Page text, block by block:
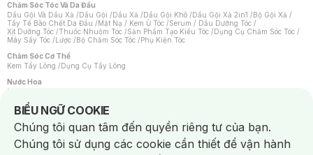
Chăm Sóc Tóc Và Da Đầu
Dầu Gội Và Dầu Xả /Dầu Gội /Dầu Xả /Dầu Gội Khô /Dầu Gội Xả 2in1 /Bộ Gội Xả /
Tẩy Tế Bào Chết Da Đầu /Mặt Nạ / Kem Ủ Tóc /Serum / Dầu Dưỡng Tóc /
Xịt Dưỡng Tóc /Thuốc Nhuộm Tóc /Sản Phẩm Tạo Kiểu Tóc /Dụng Cụ Chăm Sóc Tóc /
Máy Sấy Tóc /Lược /Bộ Chăm Sóc Tóc /Phụ Kiện Tóc
Chăm Sóc Cơ Thể
Kem Tẩy Lông /Dụng Cụ Tẩy Lông
Nước Hoa
Nước Hoa Nữ
Chăm Sóc Cá Nhân
Chống Muỗi /Khẩu Trang /Máy Massage/Mặt Nạ Xông Hơi /Nước Rửa Tay/
Sản Phẩm Chăm Sóc Khác /Bàn Chải Đánh Răng /Bàn Chải Điện/
Hỗ Trợ Trắng Răng/Kem Đánh Răng /Máy Tăm Nước/ Nước Súc Miệng/
Tăm / Chỉ Nha Khoa/ Xịt Thơm Miệng / Dung Dịch Vệ Sinh/Dưỡng Vùng Kín/
BIỂU NGỮ COOKIE
Notice about cookies usage
Chúng tôi quan tâm đến quyền riêng tư của bạn.
Chúng tôi sử dụng các cookie cần thiết để vận hành